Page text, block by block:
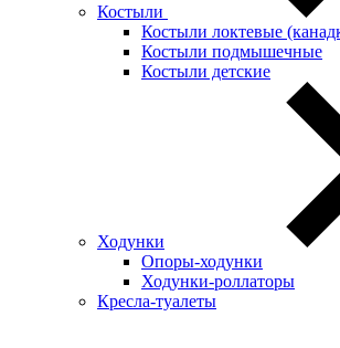
Костыли
Костыли локтевые
Костыли подмышечные
Костыли детские
Ходунки
Опоры-ходунки
Ходунки-роллаторы
Кресла-туалеты